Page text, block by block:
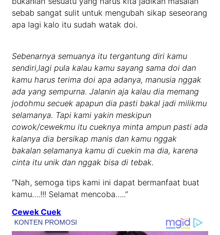
sebab sangat sulit untuk mengubah sikap seseorang
apa lagi kalo itu sudah watak doi.
Sebenarnya semuanya itu tergantung diri kamu
sendiri,lagi pula kalau kamu sayang sama doi dan
kamu harus terima doi apa adanya, manusia nggak
ada yang sempurna. Jalanin aja kalau dia memang
jodohmu secuek apapun dia pasti bakal jadi milikmu
selamanya. Tapi kami yakin meskipun
cowok/cewekmu itu cueknya minta ampun pasti ada
kalanya dia bersikap manis dan kamu nggak
bakalan selamanya kamu di cuekin ma dia, karena
cinta itu unik dan nggak bisa di tebak.
“Nah, semoga tips kami ini dapat bermanfaat buat
kamu….!!! Selamat mencoba…..”
Cewek Cuek